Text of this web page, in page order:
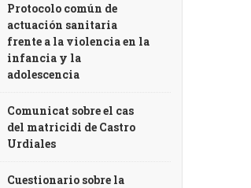
Protocolo común de
actuación sanitaria
frente a la violencia en la
infancia y la
adolescencia
Comunicat sobre el cas
del matricidi de Castro
Urdiales
Cuestionario sobre la